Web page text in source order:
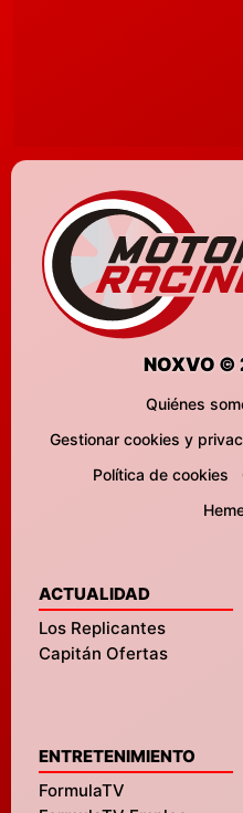
NOXVO ©
Quiénes
Gestionar cookies y
Política de cookies
ACTUALIDAD
Los Replicantes
Capitán Ofertas
ENTRETENIMIENTO
FormulaTV